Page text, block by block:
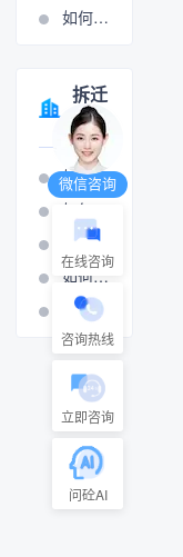
如何进行清单锁定
拆迁
管理
如何打印拆迁报表
如何设置房屋拆迁管理
如何设置村组管理
如何设置房屋拆迁管理
如何设置只补不征管理
微信咨询
在线咨询
咨询热线
立即咨询
问砼AI